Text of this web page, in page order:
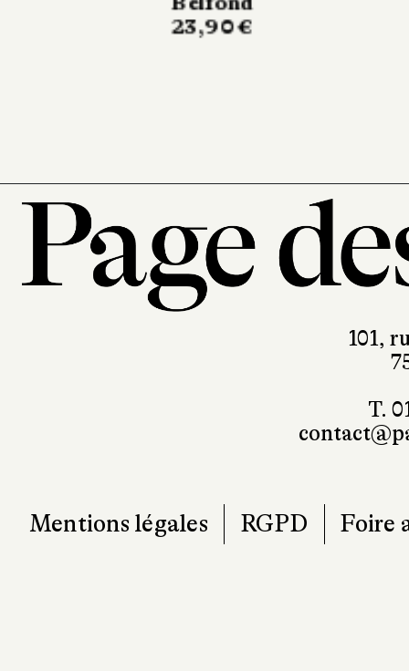
101,
T.
Mentions légales RGPD Foire